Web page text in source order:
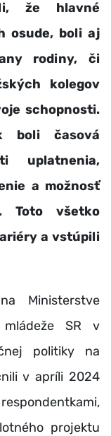
že hlavné
osude, boli aj
rodiny, či
kolegov
schopnosti.
boli časová
uplatnenia,
a možnosť
Toto všetko
a vstúpili
Ministerstve
SR v
politiky na
v apríli 2024
projektu